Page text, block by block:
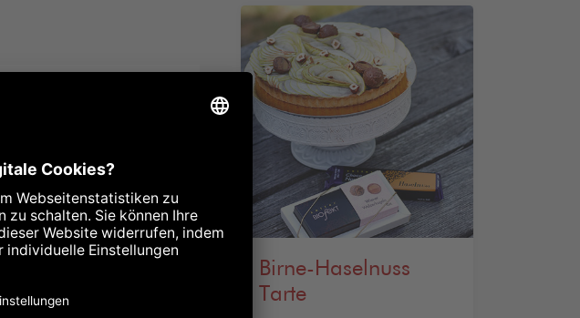
14 g
Birne-Haselnuss
Tarte